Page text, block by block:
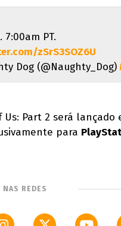
7:00am PT.
zSrS3SOZ6U
Dog (@Naughty_Dog)
Us: Part 2 será lançado
para
REDES